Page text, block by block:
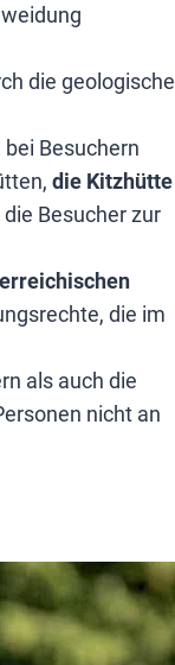
die geologische
Besuchern
die Kitzhütte
Besucher zur
die im
als auch die
nicht an